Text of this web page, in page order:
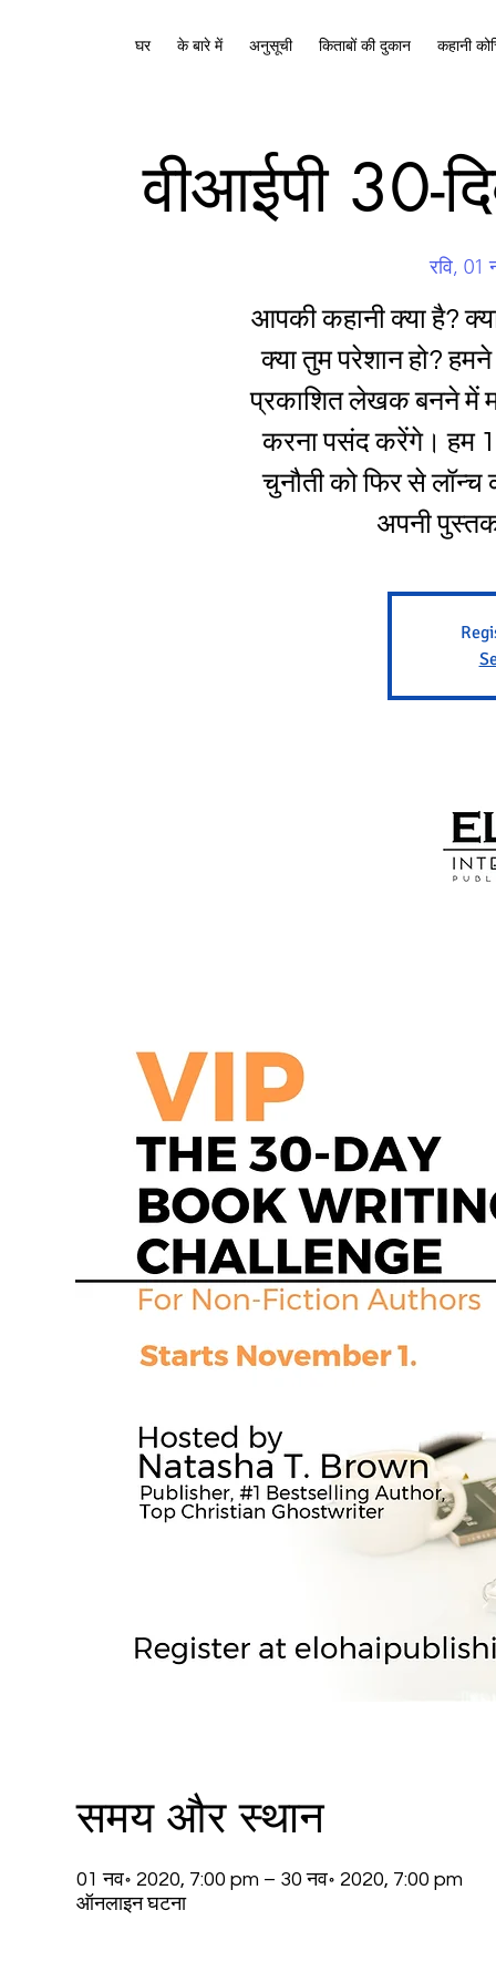
घर के बारे में अनुसूची किताबों की दुकान कहानी
वीआईपी 30-
रवि, 01
आपकी कहानी क्या है?
क्या तुम परेशान हो?
प्रकाशित लेखक बनने में
करना पसंद करेंगे। हम
चुनौती को फिर से
अपनी
समय और स्थान
01 नव॰ 2020, 7:00 pm – 30 नव॰ 2020, 7:00 pm
ऑनलाइन घटना